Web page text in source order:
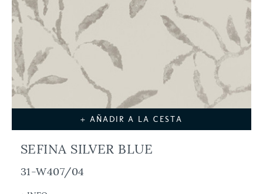
+ AÑADIR A LA CESTA
SEFINA SILVER BLUE
31-W407/04